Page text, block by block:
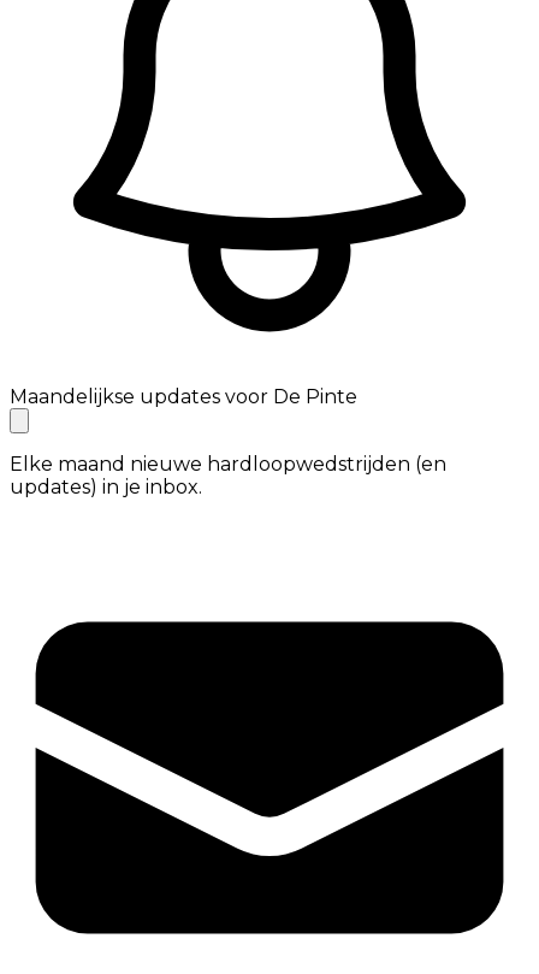
Maandelijkse updates voor De Pinte
Elke maand nieuwe hardloopwedstrijden (en
updates) in je inbox.